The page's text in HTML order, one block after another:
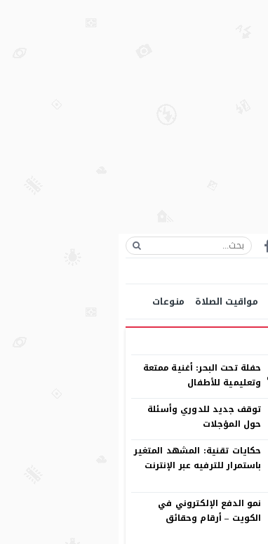
مواقيت الصلاة
منوعات
حفلة تحت البحر: أغنية ممتعة
وتعليمية للأطفال
توقف جديد للدوري وأسئلة
حول المؤجلات
حكايات تقنية: المشهد المتغير
باستمرار للترفيه عبر الإنترنت
نمو الدفع الإلكتروني في
الكويت – أرقام وحقائق